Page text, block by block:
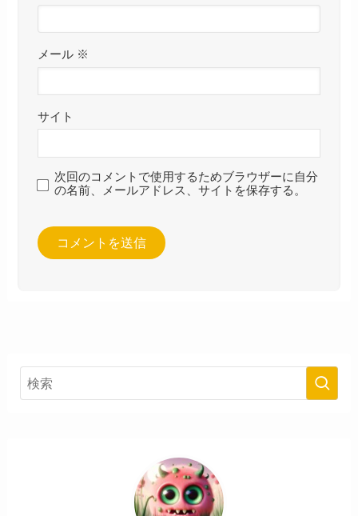
メール ※
サイト
次回のコメントで使用するためブラウザーに自分
の名前、メールアドレス、サイトを保存する。